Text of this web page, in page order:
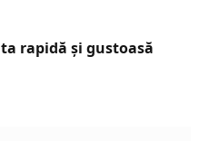
rapidă și gustoasă